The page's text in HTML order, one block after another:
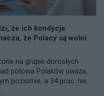
że ich kondycja
że Polacy są wolni
na grupie dorosłych
połowa Polaków uważa,
poziomie, a 34 proc. nie